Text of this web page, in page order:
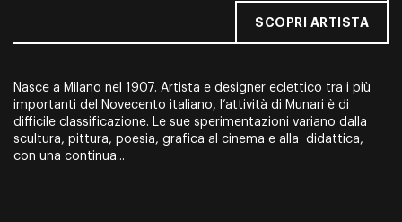
SCOPRI ARTISTA
Nasce a Milano nel 1907. Artista e designer eclettico tra i più
importanti del Novecento italiano, l’attività di Munari è di
difficile classificazione. Le sue sperimentazioni variano dalla
scultura, pittura, poesia, grafica al cinema e alla didattica,
con una continua...